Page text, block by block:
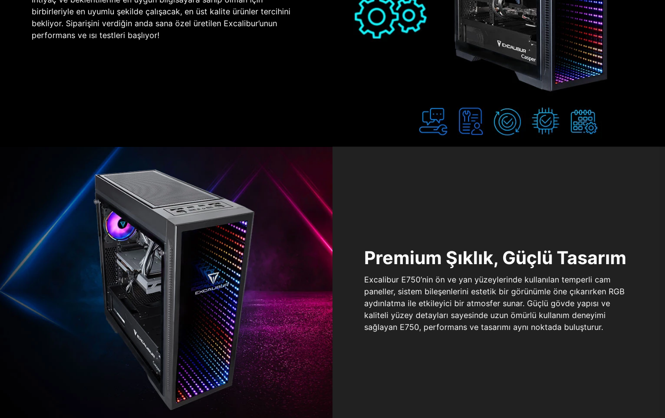
birbirleriyle en uyumlu şekilde çalışacak, en üst kalite ürünler tercihini
bekliyor. Siparişini verdiğin anda sana özel üretilen Excalibur’unun
performans ve ısı testleri başlıyor!
Premium Şıklık, Güçlü Tasarım
Excalibur E750’nin ön ve yan yüzeylerinde kullanılan temperli cam
paneller, sistem bileşenlerini estetik bir görünümle öne çıkarırken RGB
aydınlatma ile etkileyici bir atmosfer sunar. Güçlü gövde yapısı ve
kaliteli yüzey detayları sayesinde uzun ömürlü kullanım deneyimi
sağlayan E750, performans ve tasarımı aynı noktada buluşturur.